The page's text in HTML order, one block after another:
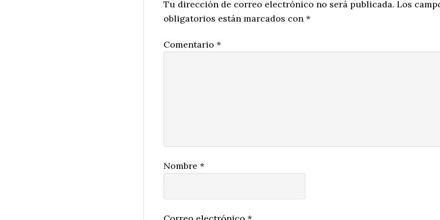
Tu dirección de correo electrónico no será publicada. Los
obligatorios están marcados con *
Comentario *
Nombre *